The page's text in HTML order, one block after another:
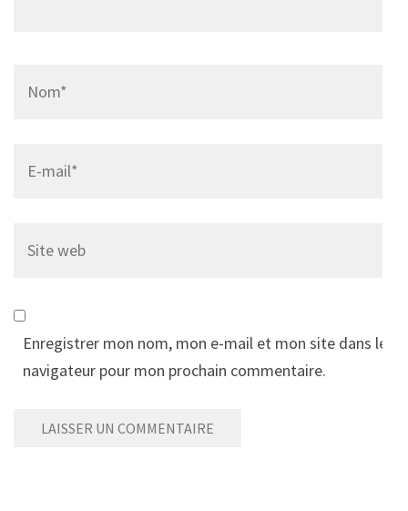
web
Enregistrer mon nom, mon e-mail et mon site dans le
navigateur pour mon prochain commentaire.